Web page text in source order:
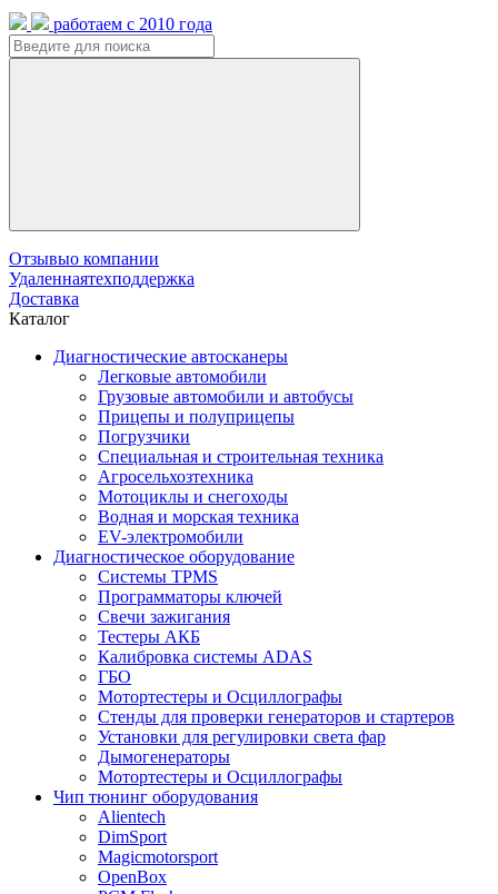
работаем с 2010 года
Отзывыо компании
Удаленнаятехподдержка
Доставка
Каталог
Диагностические автосканеры
Легковые автомобили
Грузовые автомобили и автобусы
Прицепы и полуприцепы
Погрузчики
Специальная и строительная техника
Агросельхозтехника
Мотоциклы и снегоходы
Водная и морская техника
EV-электромобили
Диагностическое оборудование
Системы TPMS
Программаторы ключей
Свечи зажигания
Тестеры АКБ
Калибровка системы ADAS
ГБО
Мотортестеры и Осциллографы
Стенды для проверки генераторов и стартеров
Установки для регулировки света фар
Дымогенераторы
Мотортестеры и Осциллографы
Чип тюнинг оборудования
Alientech
DimSport
Magicmotorsport
OpenBox